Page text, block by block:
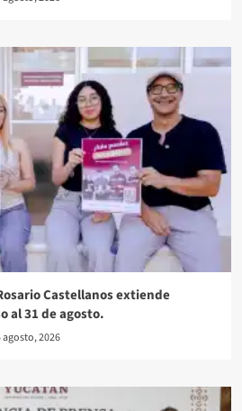
Castellanos extiende
al 31 de agosto.
agosto, 2026